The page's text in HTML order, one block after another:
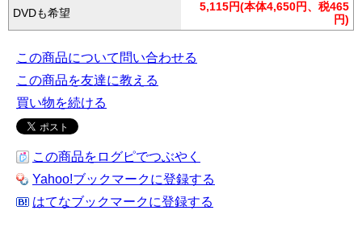
DVDも希望
5,115円(本体4,650円、税465
円)
この商品について問い合わせる
この商品を友達に教える
買い物を続ける
この商品をログピでつぶやく
Yahoo!ブックマークに登録する
はてなブックマークに登録する